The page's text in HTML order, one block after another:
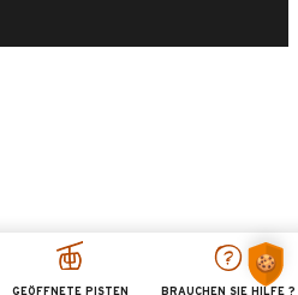
GEÖFFNETE PISTEN BRAUCHEN SIE HILFE ?